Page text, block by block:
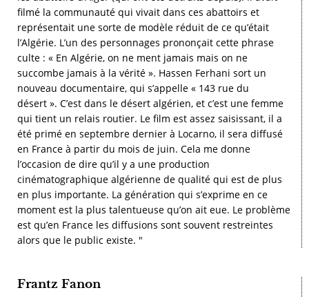
filmé la communauté qui vivait dans ces abattoirs et
représentait une sorte de modèle réduit de ce qu’était
l’Algérie. L’un des personnages prononçait cette phrase
culte : « En Algérie, on ne ment jamais mais on ne
succombe jamais à la vérité ». Hassen Ferhani sort un
nouveau documentaire, qui s’appelle « 143 rue du
désert ». C’est dans le désert algérien, et c’est une femme
qui tient un relais routier. Le film est assez saisissant, il a
été primé en septembre dernier à Locarno, il sera diffusé
en France à partir du mois de juin. Cela me donne
l’occasion de dire qu’il y a une production
cinématographique algérienne de qualité qui est de plus
en plus importante. La génération qui s’exprime en ce
moment est la plus talentueuse qu’on ait eue. Le problème
est qu’en France les diffusions sont souvent restreintes
alors que le public existe. "
Frantz Fanon